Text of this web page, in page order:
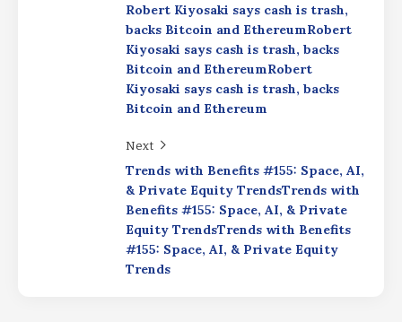
Robert Kiyosaki says cash is trash,
backs Bitcoin and EthereumRobert
Kiyosaki says cash is trash, backs
Bitcoin and EthereumRobert
Kiyosaki says cash is trash, backs
Bitcoin and Ethereum
Next
Trends with Benefits #155: Space, AI,
& Private Equity TrendsTrends with
Benefits #155: Space, AI, & Private
Equity TrendsTrends with Benefits
#155: Space, AI, & Private Equity
Trends
Booking Holdings duplica su beneficio
en el segundo trimestre de
2026Booking Holdings duplica su
beneficio en el segundo trimestre de
2026Booking Holdings duplica su
beneficio en el segundo trimestre de
2026
Rafael Martín F.
Disney reduce su beneficio en un 49,9%
reduce su beneficio en un 49,9% en el
beneficio en un 49,9% en el tercer
trimestre fiscal
Rafael Martín F.
¿Fin a la volatilidad? “En la segunda quincena de
agosto tiene que haber una caída”¿Fin a la
volatilidad? “En la segunda quincena de agosto
tiene que haber una caída”¿Fin a la volatilidad?
“En la segunda quincena de agosto tiene que haber